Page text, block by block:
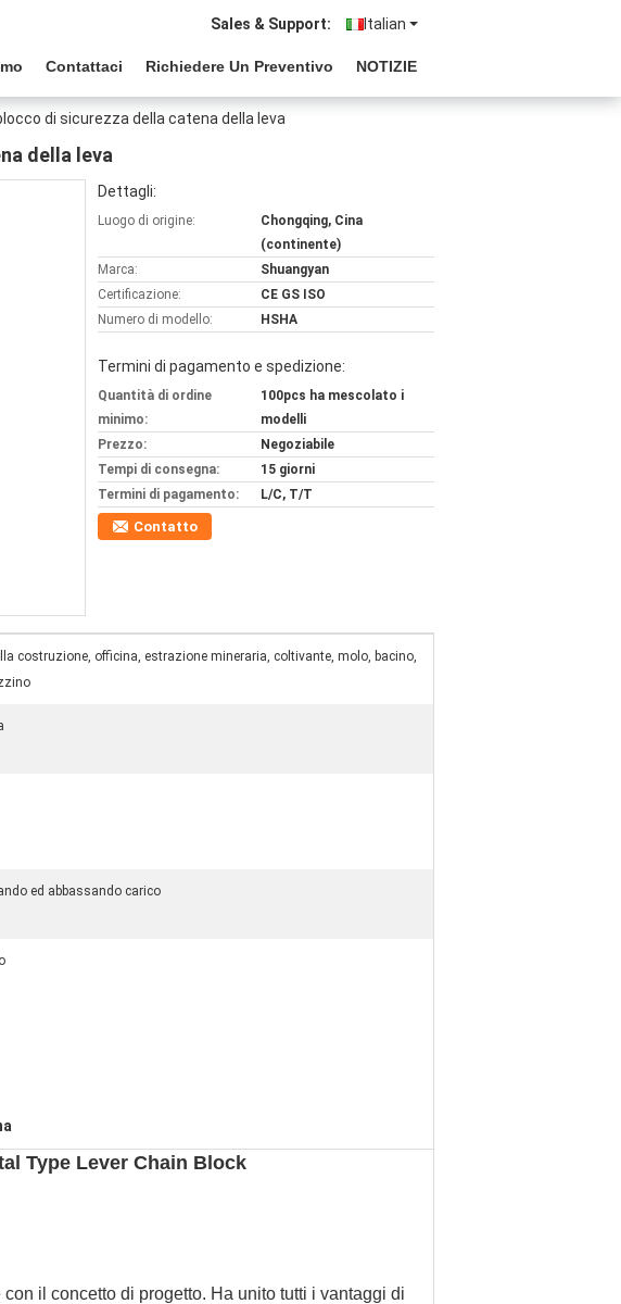
Italian
Sales & Support:
Contattaci Richiedere Un Preventivo NOTIZIE
di sicurezza della catena della leva
della leva
Dettagli:
Luogo di origine:
Chongqing, Cina
(continente)
Marca:
Shuangyan
Certificazione:
CE GS ISO
Numero di modello:
HSHA
Termini di pagamento e spedizione:
Quantità di ordine
minimo:
100pcs ha mescolato i
modelli
Prezzo:
Negoziabile
Tempi di consegna:
15 giorni
Termini di pagamento:
L/C, T/T
Contatto
costruzione, officina, estrazione mineraria, coltivante, molo, bacino,
ed abbassando carico
Type Lever Chain Block
il concetto di progetto. Ha unito tutti i vantaggi di